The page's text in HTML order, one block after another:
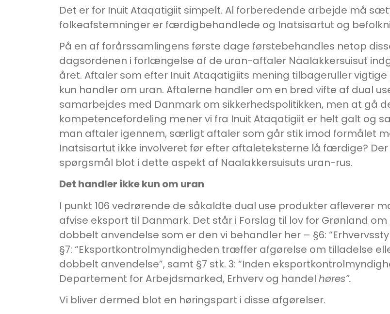
Det er for Inuit Ataqatigiit simpelt. Al forberedende arbejde må
folkeafstemninger er færdigbehandlede og Inatsisartut og
På en af forårssamlingens første dage førstebehandles netop
dagsordenen i forlængelse af de uran-aftaler Naalakkersuisut
året. Aftaler som efter Inuit Ataqatigiits mening tilbageruller
kun handler om uran. Aftalerne handler om en bred vifte af dual
samarbejdes med Danmark om sikkerhedspolitikken, men at gå
kompetencefordeling mener vi fra Inuit Ataqatigiit er helt galt og
man aftaler igennem, særligt aftaler som går stik imod formålet
Inatsisartut ikke involveret før efter aftaleteksterne lå færdige?
spørgsmål blot i dette aspekt af Naalakkersuisuts uran-rus.
Det handler ikke kun om uran
I punkt 106 vedrørende de såkaldte dual use produkter afleverer
afvise eksport til Danmark. Det står i Forslag til lov for Grønland
dobbelt anvendelse som er den vi behandler her – §6:
§7: “Eksportkontrolmyndigheden træffer afgørelse om tilladelse
dobbelt anvendelse”, samt §7 stk. 3: “Inden
Departement for Arbejdsmarked, Erhverv og handel høres”.
Vi bliver dermed blot en høringspart i disse afgørelser.